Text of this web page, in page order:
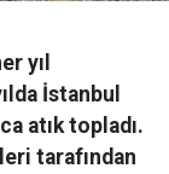
yıl
İstanbul
atık topladı.
tarafından